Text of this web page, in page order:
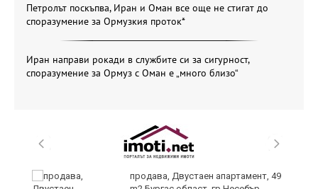
Петролът поскъпва, Иран и Оман все още не стигат до
споразумение за Ормузкия проток*
Иран направи рокади в службите си за сигурност,
споразумение за Ормуз с Оман е „много близо“
продава, Двустаен апартамент, 49